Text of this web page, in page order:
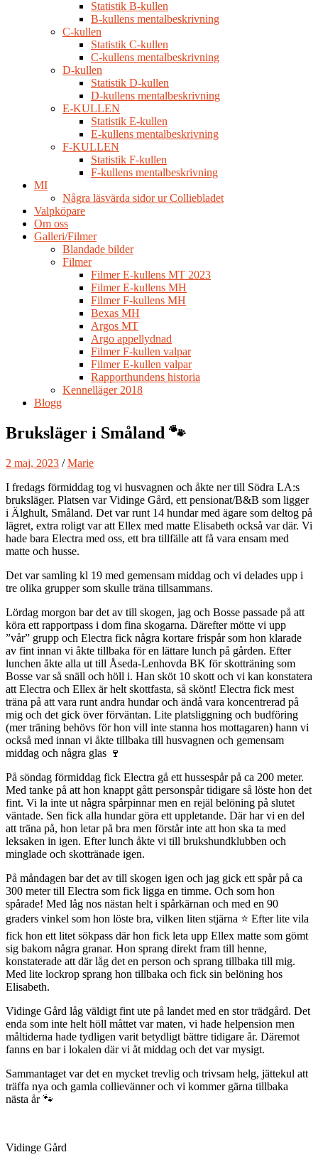
Statistik B-kullen
B-kullens mentalbeskrivning
C-kullen
Statistik C-kullen
C-kullens mentalbeskrivning
D-kullen
Statistik D-kullen
D-kullens mentalbeskrivning
E-KULLEN
Statistik E-kullen
E-kullens mentalbeskrivning
F-KULLEN
Statistik F-kullen
F-kullens mentalbeskrivning
MI
Några läsvärda sidor ur Colliebladet
Valpköpare
Om oss
Galleri/Filmer
Blandade bilder
Filmer
Filmer E-kullens MT 2023
Filmer E-kullens MH
Filmer F-kullens MH
Bexas MH
Argos MT
Argo appellydnad
Filmer F-kullen valpar
Filmer E-kullen valpar
Rapporthundens historia
Kennelläger 2018
Blogg
Bruksläger i Småland 🐾
2 maj, 2023 /Marie
I fredags förmiddag tog vi husvagnen och åkte ner till Södra LA:s
bruksläger. Platsen var Vidinge Gård, ett pensionat/B&B som ligger
i Älghult, Småland. Det var runt 14 hundar med ägare som deltog på
lägret, extra roligt var att Ellex med matte Elisabeth också var där. Vi
hade bara Electra med oss, ett bra tillfälle att få vara ensam med
matte och husse.
Det var samling kl 19 med gemensam middag och vi delades upp i
tre olika grupper som skulle träna tillsammans.
Lördag morgon bar det av till skogen, jag och Bosse passade på att
köra ett rapportpass i dom fina skogarna. Därefter mötte vi upp
”vår” grupp och Electra fick några kortare frispår som hon klarade
av fint innan vi åkte tillbaka för en lättare lunch på gården. Efter
lunchen åkte alla ut till Åseda-Lenhovda BK för skotträning som
Bosse var så snäll och höll i. Han sköt 10 skott och vi kan konstatera
att Electra och Ellex är helt skottfasta, så skönt! Electra fick mest
träna på att vara runt andra hundar och ändå vara koncentrerad på
mig och det gick över förväntan. Lite platsliggning och budföring
(mer träning behövs för hon vill inte stanna hos mottagaren) hann vi
också med innan vi åkte tillbaka till husvagnen och gemensam
middag och några glas 🍷
På söndag förmiddag fick Electra gå ett hussespår på ca 200 meter.
Med tanke på att hon knappt gått personspår tidigare så löste hon det
fint. Vi la inte ut några spårpinnar men en rejäl belöning på slutet
väntade. Sen fick alla hundar göra ett uppletande. Där har vi en del
att träna på, hon letar på bra men förstår inte att hon ska ta med
leksaken in igen. Efter lunch åkte vi till brukshundklubben och
minglade och skottränade igen.
På måndagen bar det av till skogen igen och jag gick ett spår på ca
300 meter till Electra som fick ligga en timme. Och som hon
spårade! Med låg nos nästan helt i spårkärnan och med en 90
graders vinkel som hon löste bra, vilken liten stjärna ⭐ Efter lite vila
fick hon ett litet sökpass där hon fick leta upp Ellex matte som gömt
sig bakom några granar. Hon sprang direkt fram till henne,
konstaterade att där låg det en person och sprang tillbaka till mig.
Med lite lockrop sprang hon tillbaka och fick sin belöning hos
Elisabeth.
Vidinge Gård låg väldigt fint ute på landet med en stor trädgård. Det
enda som inte helt höll måttet var maten, vi hade helpension men
måltiderna hade tydligen varit betydligt bättre tidigare år. Däremot
fanns en bar i lokalen där vi åt middag och det var mysigt.
Sammantaget var det en mycket trevlig och trivsam helg, jättekul att
träffa nya och gamla collievänner och vi kommer gärna tillbaka
nästa år 🐾
Vidinge Gård